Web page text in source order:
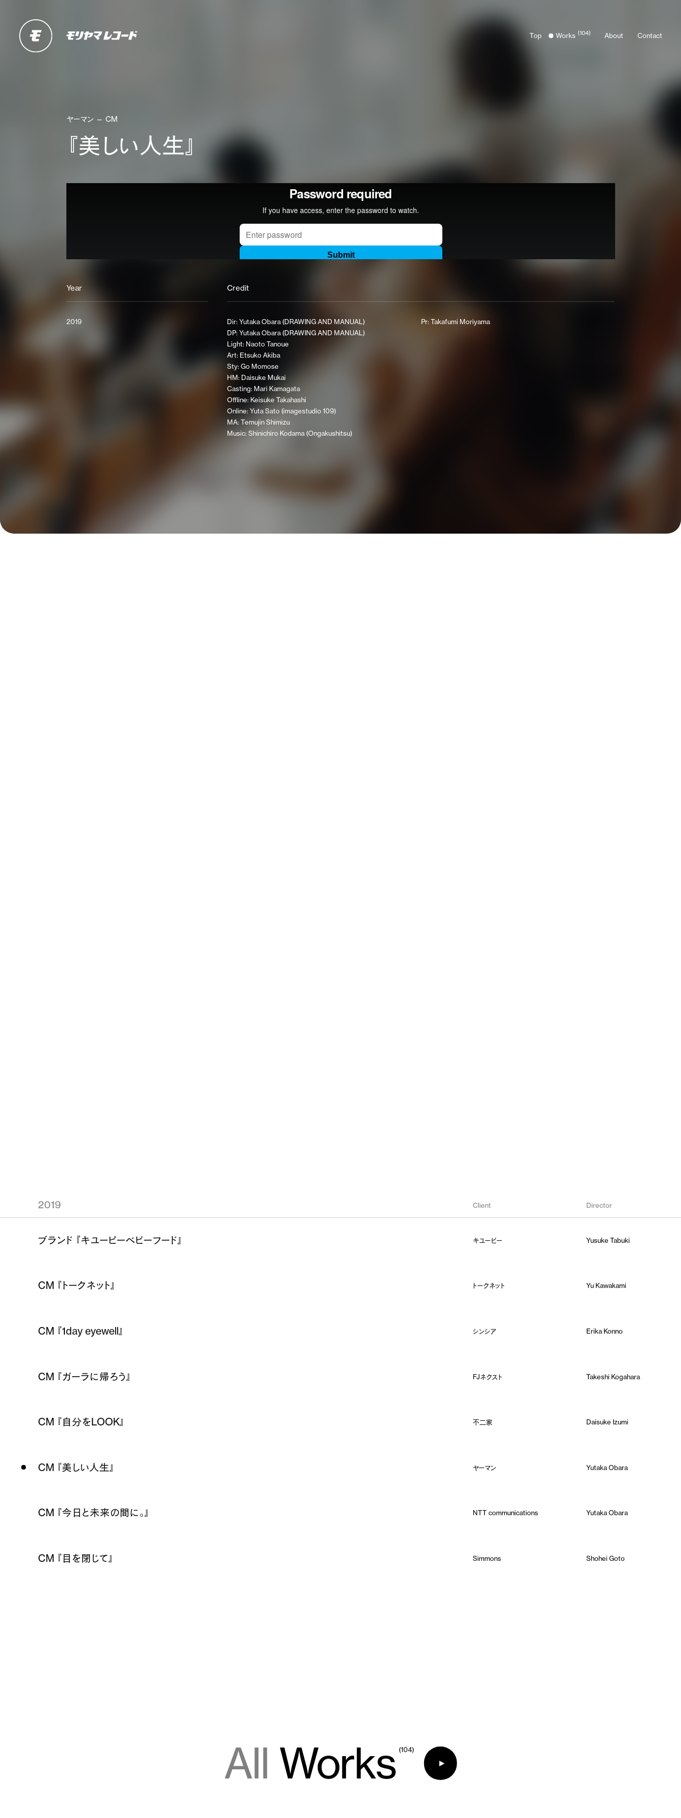
Top Works (104) About Contact
ヤーマン — CM
『美しい人生』
Year
2019
Credit
Dir: Yutaka Obara (DRAWING AND MANUAL)
DP: Yutaka Obara (DRAWING AND MANUAL)
Light: Naoto Tanoue
Art: Etsuko Akiba
Sty: Go Momose
HM: Daisuke Mukai
Casting: Mari Kamagata
Offline: Keisuke Takahashi
Online: Yuta Sato (imagestudio 109)
MA: Temujin Shimizu
Music: Shinichiro Kodama (Ongakushitsu)
Pr: Takafumi Moriyama
2019 Client Director
ブランド 『キユーピーベビーフード』 キユーピー Yusuke Tabuki
CM 『トークネット』 トークネット Yu Kawakami
CM 『1day eyewell』 シンシア Erika Konno
CM 『ガーラに帰ろう』 FJネクスト Takeshi Kogahara
CM 『自分をLOOK』 不二家 Daisuke Izumi
CM 『美しい人生』 ヤーマン Yutaka Obara
CM 『今日と未来の間に。』 NTT communications Yutaka Obara
CM 『目を閉じて』 Simmons Shohei Goto
All Works (104)